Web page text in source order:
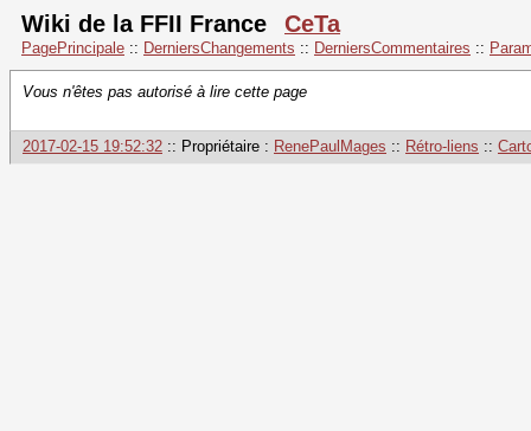
Wiki de la FFII France CeTa
PagePrincipale :: DerniersChangements :: DerniersCommentaires ::
Vous n'êtes pas autorisé à lire cette page
2017-02-15 19:52:32 :: Propriétaire : RenePaulMages :: Rétro-liens ::